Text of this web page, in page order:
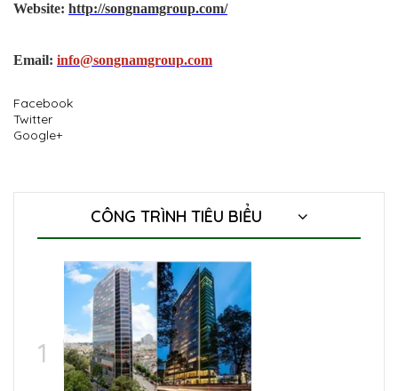
Website: http://songnamgroup.com/
Email: info@songnamgroup.com
Facebook
Twitter
Google+
CÔNG TRÌNH TIÊU BIỂU